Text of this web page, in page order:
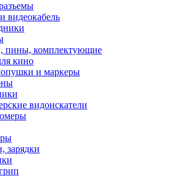
видеокабель
пины, комплектующие
кино
и маркеры
видоискатели
зарядки